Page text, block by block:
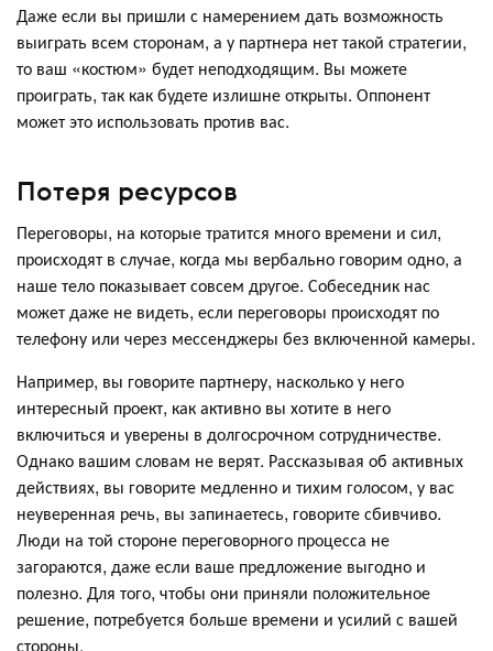
Даже если вы пришли с намерением дать возможность
выиграть всем сторонам, а у партнера нет такой стратегии,
то ваш «костюм» будет неподходящим. Вы можете
проиграть, так как будете излишне открыты. Оппонент
может это использовать против вас.
Потеря ресурсов
Переговоры, на которые тратится много времени и сил,
происходят в случае, когда мы вербально говорим одно, а
наше тело показывает совсем другое. Собеседник нас
может даже не видеть, если переговоры происходят по
телефону или через мессенджеры без включенной камеры.
Например, вы говорите партнеру, насколько у него
интересный проект, как активно вы хотите в него
включиться и уверены в долгосрочном сотрудничестве.
Однако вашим словам не верят. Рассказывая об активных
действиях, вы говорите медленно и тихим голосом, у вас
неуверенная речь, вы запинаетесь, говорите сбивчиво.
Люди на той стороне переговорного процесса не
загораются, даже если ваше предложение выгодно и
полезно. Для того, чтобы они приняли положительное
решение, потребуется больше времени и усилий с вашей
стороны.